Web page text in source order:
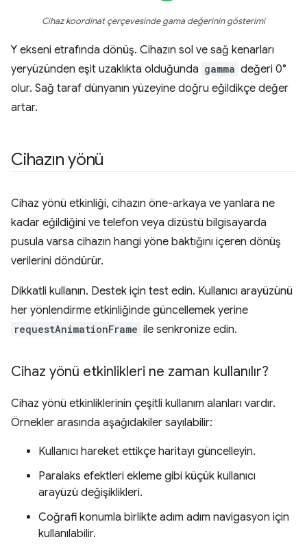
Cihaz koordinat çerçevesinde gama değerinin gösterimi
Y ekseni etrafında dönüş. Cihazın sol ve sağ kenarları
yeryüzünden eşit uzaklıkta olduğunda gamma değeri 0°
olur. Sağ taraf dünyanın yüzeyine doğru eğildikçe değer
artar.
Cihazın yönü
Cihaz yönü etkinliği, cihazın öne-arkaya ve yanlara ne
kadar eğildiğini ve telefon veya dizüstü bilgisayarda
pusula varsa cihazın hangi yöne baktığını içeren dönüş
verilerini döndürür.
Dikkatli kullanın. Destek için test edin. Kullanıcı arayüzünü
her yönlendirme etkinliğinde güncellemek yerine
requestAnimationFrame ile senkronize edin.
Cihaz yönü etkinlikleri ne zaman kullanılır?
Cihaz yönü etkinliklerinin çeşitli kullanım alanları vardır.
Örnekler arasında aşağıdakiler sayılabilir:
Kullanıcı hareket ettikçe haritayı güncelleyin.
Paralaks efektleri ekleme gibi küçük kullanıcı
arayüzü değişiklikleri.
Coğrafi konumla birlikte adım adım navigasyon için
kullanılabilir.